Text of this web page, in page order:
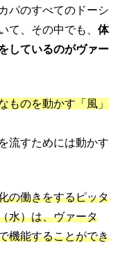
パのすべてのドーシ
て、その中でも、 体
しているのがヴァー
ものを動かす「風」
流すためには動かす
の働きをするピッタ
水）は、ヴァータ
機能することができ